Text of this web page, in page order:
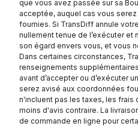
que vous avez passée sur sa
acceptée, auquel cas vous
fournies. Si TransDiff annule
nullement tenue de l’exécuter et
son égard envers vous, et vous
Dans certaines circonstances,
renseignements
avant d’accepter ou d’exécuter
serez avisé aux coordonnées
n'incluent pas les taxes, les frais
moins d'avis contraire. La
de commande en ligne pour